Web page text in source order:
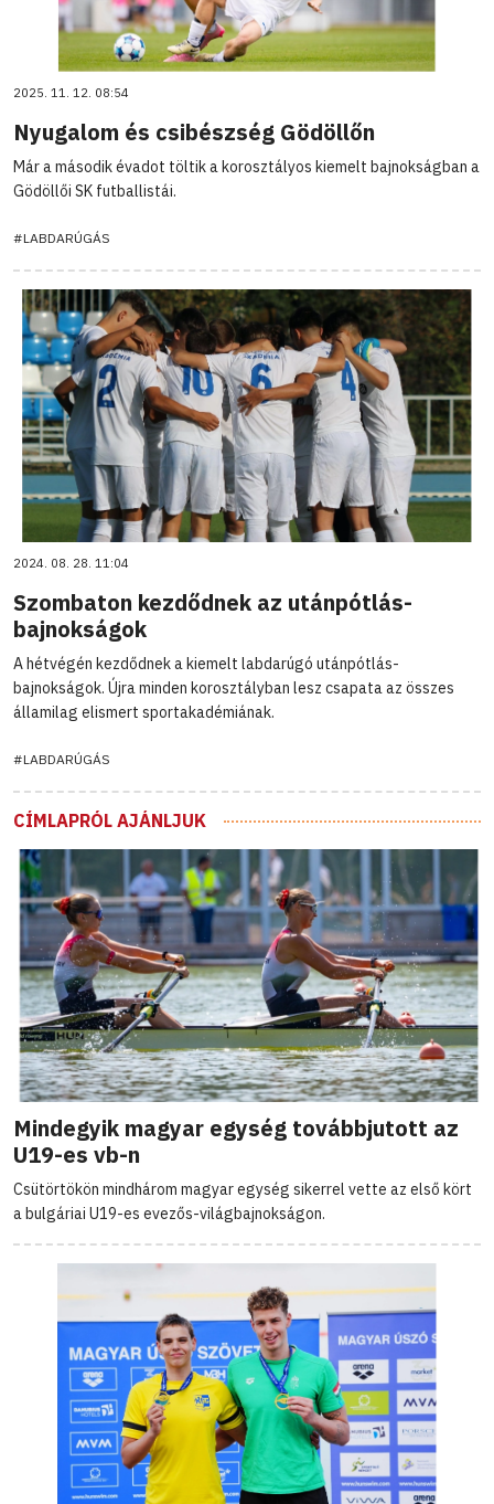
2025. 11. 12. 08:54
Nyugalom és csibészség Gödöllőn
Már a második évadot töltik a korosztályos kiemelt bajnokságban a
Gödöllői SK futballistái.
#LABDARÚGÁS
2024. 08. 28. 11:04
Szombaton kezdődnek az utánpótlás-
bajnokságok
A hétvégén kezdődnek a kiemelt labdarúgó utánpótlás-
bajnokságok. Újra minden korosztályban lesz csapata az összes
államilag elismert sportakadémiának.
#LABDARÚGÁS
CÍMLAPRÓL AJÁNLJUK
Mindegyik magyar egység továbbjutott az
U19-es vb-n
Csütörtökön mindhárom magyar egység sikerrel vette az első kört
a bulgáriai U19-es evezős-világbajnokságon.